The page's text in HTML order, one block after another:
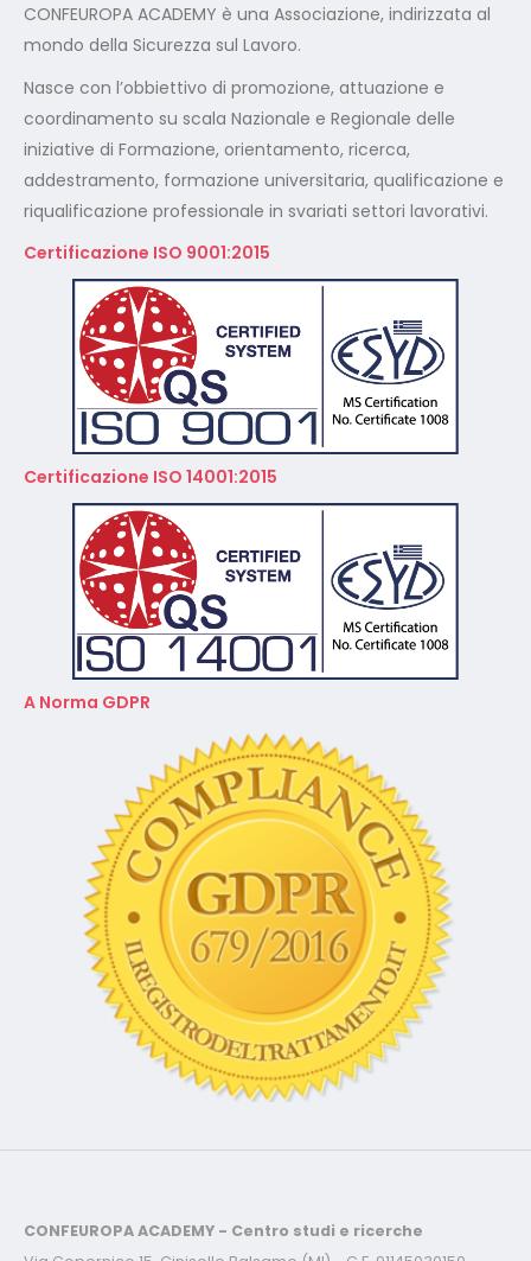
CONFEUROPA ACADEMY è una Associazione, indirizzata al
mondo della Sicurezza sul Lavoro.
Nasce con l’obbiettivo di promozione, attuazione e
coordinamento su scala Nazionale e Regionale delle
iniziative di Formazione, orientamento, ricerca,
addestramento, formazione universitaria, qualificazione e
riqualificazione professionale in svariati settori lavorativi.
Certificazione ISO 9001:2015
Certificazione ISO 14001:2015
A Norma GDPR
CONFEUROPA ACADEMY - Centro studi e ricerche